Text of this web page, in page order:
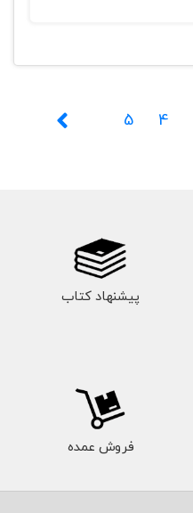
4
5
پیشنهاد کتاب
فروش عمده